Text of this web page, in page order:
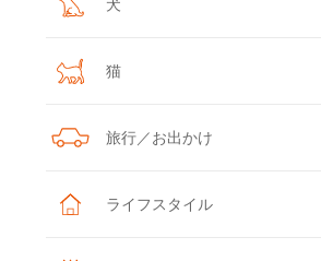
犬
猫
旅行／お出かけ
ライフスタイル